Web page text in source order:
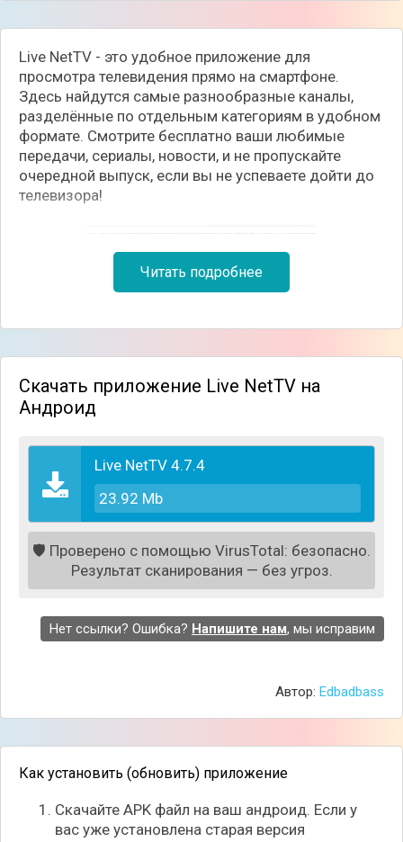
Live NetTV - это удобное приложение для
просмотра телевидения прямо на смартфоне.
Здесь найдутся самые разнообразные каналы,
разделённые по отдельным категориям в удобном
формате. Смотрите бесплатно ваши любимые
передачи, сериалы, новости, и не пропускайте
очередной выпуск, если вы не успеваете дойти до
телевизора!
150 каналов, разделённые на 7 отдельных
новостные, музыкальные, детские, религиозные и
спортивные, где регулярно идут различные матчи.
какая-либо из них перестала работать, на смену
придёт другая. Для запуска видеоматериала
Читать подробнее
Скачать приложение Live NetTV на
Андроид
Live NetTV 4.7.4
23.92 Mb
🛡️ Проверено с помощью VirusTotal: безопасно.
Результат сканирования — без угроз.
Нет ссылки? Ошибка? Напишите нам, мы исправим
Автор: Edbadbass
Как установить (обновить) приложение
Скачайте APK файл на ваш андроид. Если у
вас уже установлена старая версия